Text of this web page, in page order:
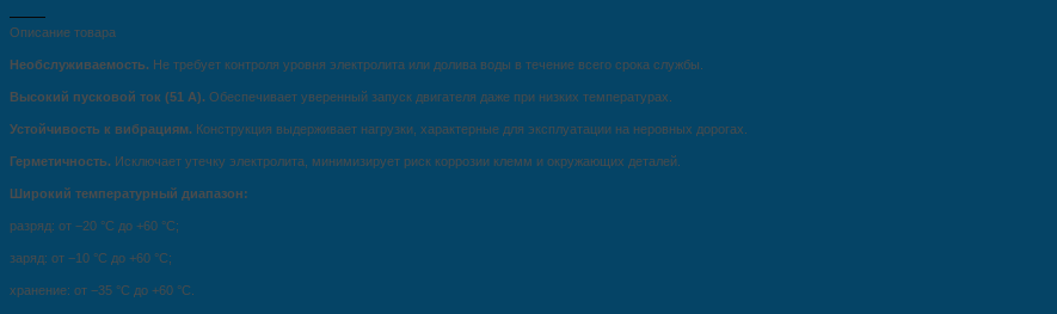
Описание товара
Необслуживаемость. Не требует контроля уровня электролита или долива воды в течение всего срока службы.
Высокий пусковой ток (51 А). Обеспечивает уверенный запуск двигателя даже при низких температурах.
Устойчивость к вибрациям. Конструкция выдерживает нагрузки, характерные для эксплуатации на неровных дорогах.
Герметичность. Исключает утечку электролита, минимизирует риск коррозии клемм и окружающих деталей.
Широкий температурный диапазон:
разряд: от −20 °C до +60 °C;
заряд: от −10 °C до +60 °C;
хранение: от −35 °C до +60 °C.